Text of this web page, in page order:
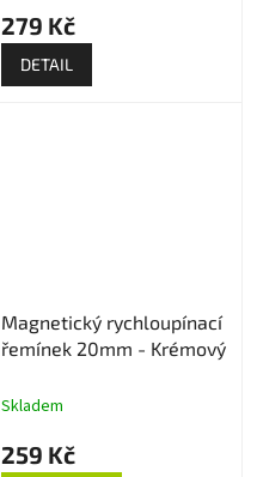
279 Kč
DETAIL
Magnetický rychloupínací
řemínek 20mm - Krémový
Skladem
259 Kč